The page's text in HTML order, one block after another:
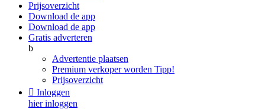
Prijsoverzicht
Download de app
Download de app
Gratis adverteren
b
Advertentie plaatsen
Premium verkoper worden Tipp!
Prijsoverzicht
 Inloggen
hier inloggen